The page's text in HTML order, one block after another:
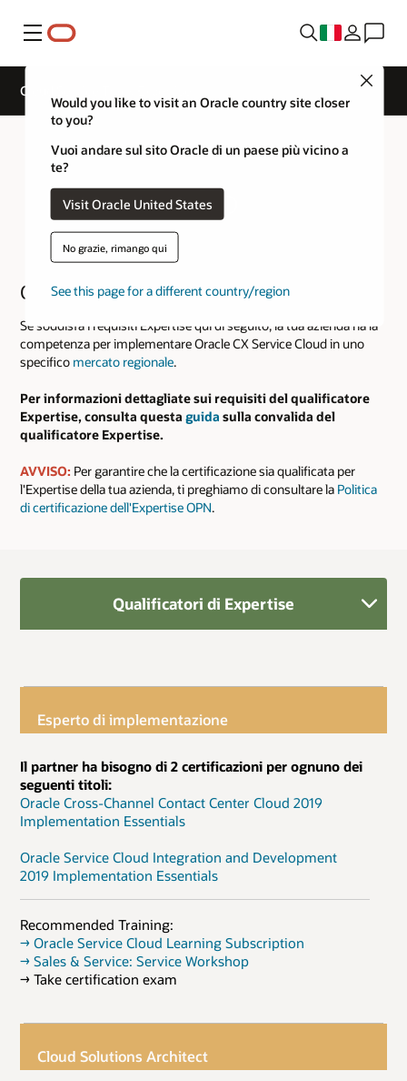
Menu
Would you like to visit an Oracle country site closer
to you?
Vuoi andare sul sito Oracle di un paese più vicino a
te?
Visit Oracle United States
No grazie, rimango qui
See this page for a different country/region
Cloud Service Track Expertise
Oracle CX Service Cloud
Se soddisfa i requisiti Expertise qui di seguito, la tua azienda ha la
competenza per implementare Oracle CX Service Cloud in uno
specifico mercato regionale.
Per informazioni dettagliate sui requisiti del qualificatore
Expertise, consulta questa guida sulla convalida del
qualificatore Expertise.
AVVISO: Per garantire che la certificazione sia qualificata per
l'Expertise della tua azienda, ti preghiamo di consultare la Politica
di certificazione dell'Expertise OPN.
Qualificatori di Expertise
Esperto di implementazione
Il partner ha bisogno di 2 certificazioni per ognuno dei
seguenti titoli:
Oracle Cross-Channel Contact Center Cloud 2019
Implementation Essentials
Oracle Service Cloud Integration and Development
2019 Implementation Essentials
Recommended Training:
→ Oracle Service Cloud Learning Subscription
→ Sales & Service: Service Workshop
→ Take certification exam
Cloud Solutions Architect